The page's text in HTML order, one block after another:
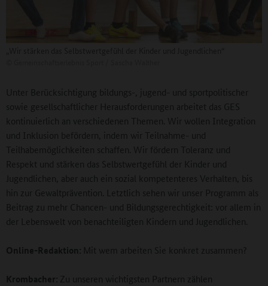
Unter Berücksichtigung bildungs-, jugend- und sportpolitischer
sowie gesellschaftlicher Herausforderungen arbeitet das GES
kontinuierlich an verschiedenen Themen. Wir wollen Integration
und Inklusion befördern, indem wir Teilnahme- und
Teilhabemöglichkeiten schaffen. Wir fördern Toleranz und
Respekt und stärken das Selbstwertgefühl der Kinder und
Jugendlichen, aber auch ein sozial kompetenteres Verhalten, bis
hin zur Gewaltprävention. Letztlich sehen wir unser Programm als
Beitrag zu mehr Chancen- und Bildungsgerechtigkeit: vor allem in
der Lebenswelt von benachteiligten Kindern und Jugendlichen.
Online-Redaktion: Mit wem arbeiten Sie konkret zusammen?
Krombacher: Zu unseren wichtigsten Partnern zählen